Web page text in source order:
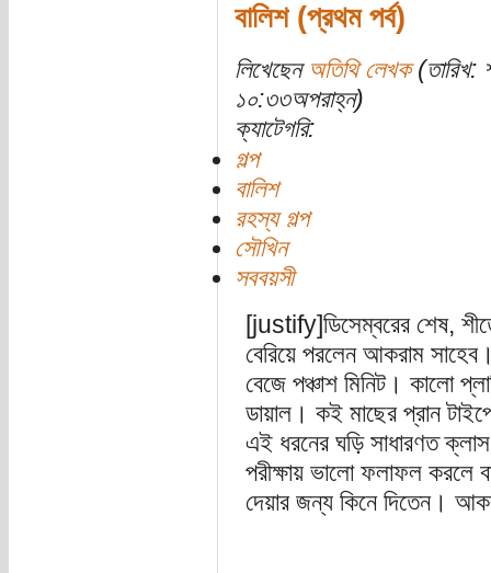
বালিশ (প্রথম পর্ব)
লিখেছেন অতিথি লেখক(তারিখ:
১০:৩৩অপরাহ্ন)
ক্যাটেগরি:
গল্প
বালিশ
রহস্য গল্প
সৌখিন
সববয়সী
[justify]ডিসেম্বরের শেষ,
বেরিয়ে পরলেন আকরাম
বেজে পঞ্চাশ মিনিট। কালো
ডায়াল। কই মাছের প্রান
এই ধরনের ঘড়ি সাধারণত ক্লাস
পরীক্ষায় ভালো ফলাফল করলে
দেয়ার জন্য কিনে দিতেন।